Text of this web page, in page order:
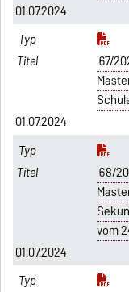
01.07.2024
67/
01.07.2024
68/
vom
01.07.2024